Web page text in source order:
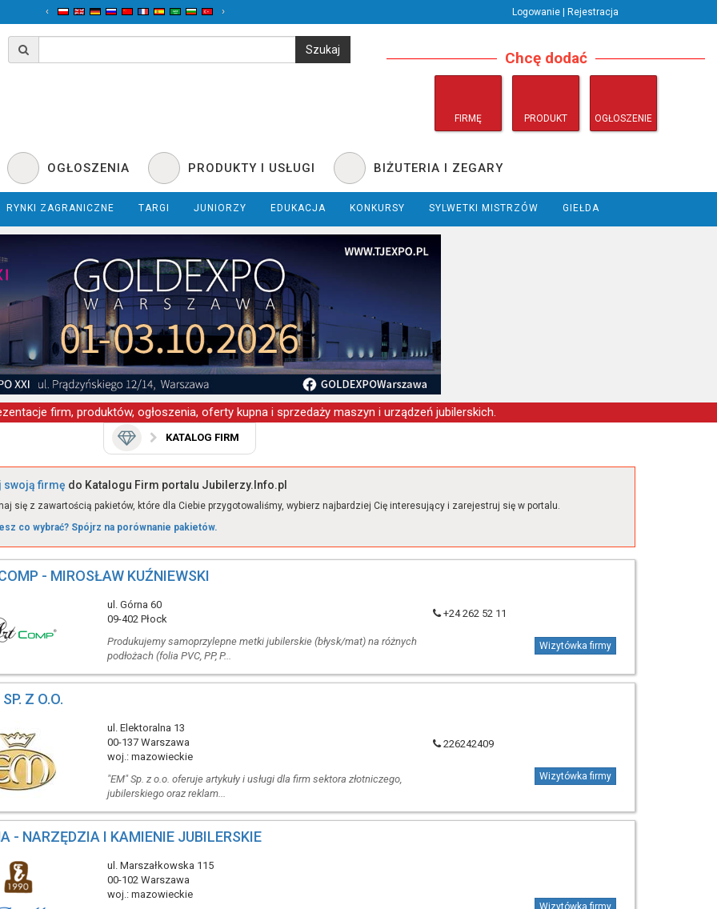
‹ › Logowanie | Rejestracja
Chcę dodać
FIRMĘ PRODUKT OGŁOSZENIE
OGŁOSZENIA PRODUKTY I USŁUGI BIŻUTERIA I ZEGARY
RYNKI ZAGRANICZNE TARGI JUNIORZY EDUKACJA KONKURSY SYLWETKI MISTRZÓW GIEŁDA
firm, produktów, ogłoszenia, oferty kupna i sprzedaży maszyn i urządzeń jubilerskich.
KATALOG FIRM
swoją firmę do Katalogu Firm portalu Jubilerzy.Info.pl
się z zawartością pakietów, które dla Ciebie przygotowaliśmy, wybierz najbardziej Cię interesujący i zarejestruj się w portalu.
co wybrać? Spójrz na porównanie pakietów.
- MIROSŁAW KUŹNIEWSKI
ul. Górna 60
09-402 Płock
Produkujemy samoprzylepne metki jubilerskie (błysk/mat) na różnych
podłożach (folia PVC, PP, P...
+24 262 52 11
Wizytówka firmy
Z O.O.
ul. Elektoralna 13
00-137 Warszawa
woj.: mazowieckie
"EM" Sp. z o.o. oferuje artykuły i usługi dla firm sektora złotniczego,
jubilerskiego oraz reklam...
226242409
Wizytówka firmy
- NARZĘDZIA I KAMIENIE JUBILERSKIE
ul. Marszałkowska 115
00-102 Warszawa
woj.: mazowieckie
Wizytówka firmy